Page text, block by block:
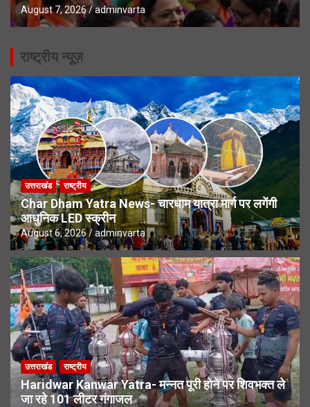
August 7, 2026 adminvarta
राष्ट्रीय न्यूज़
उत्तराखंड राष्ट्रीय
Char Dham Yatra News- चारधाम यात्रा मार्ग पर लगेंगी
आधुनिक LED स्क्रीन
August 6, 2026 adminvarta
उत्तराखंड राष्ट्रीय
Haridwar Kanwar Yatra- मन्नत पूरी होने पर शिवभक्त ले
जा रहे 101 लीटर गंगाजल